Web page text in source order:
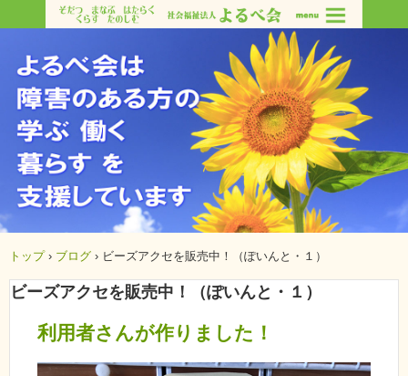
トップ › ブログ › ビーズアクセを販売中！（ぽいんと・１）
ビーズアクセを販売中！（ぽいんと・１）
利用者さんが作りました！